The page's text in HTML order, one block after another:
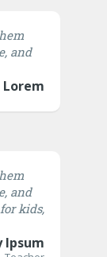
and
Lorem
and
kids,
Ipsum